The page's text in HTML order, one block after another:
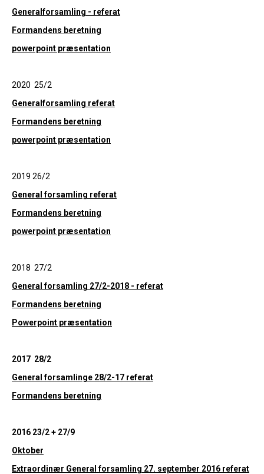
Generalforsamling - referat
Formandens beretning
powerpoint præsentation
2020 25/2
Generalforsamling referat
Formandens beretning
powerpoint præsentation
2019 26/2
General forsamling referat
Formandens beretning
powerpoint præsentation
2018 27/2
General forsamling 27/2-2018 - referat
Formandens beretning
Powerpoint præsentation
2017 28/2
General forsamlinge 28/2-17 referat
Formandens beretning
2016 23/2 + 27/9
Oktober
Extraordinær General forsamling 27. september 2016 referat